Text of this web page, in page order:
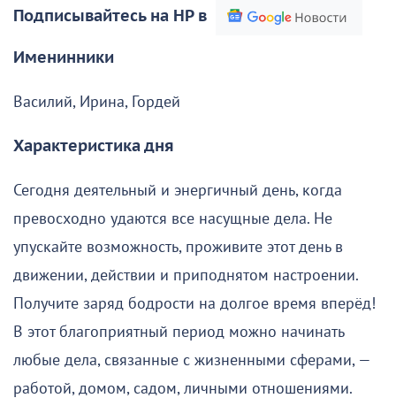
Подписывайтесь на НР в
Именинники
Василий, Ирина, Гордей
Характеристика дня
Сегодня деятельный и энергичный день, когда
превосходно удаются все насущные дела. Не
упускайте возможность, проживите этот день в
движении, действии и приподнятом настроении.
Получите заряд бодрости на долгое время вперёд!
В этот благоприятный период можно начинать
любые дела, связанные с жизненными сферами, —
работой, домом, садом, личными отношениями.